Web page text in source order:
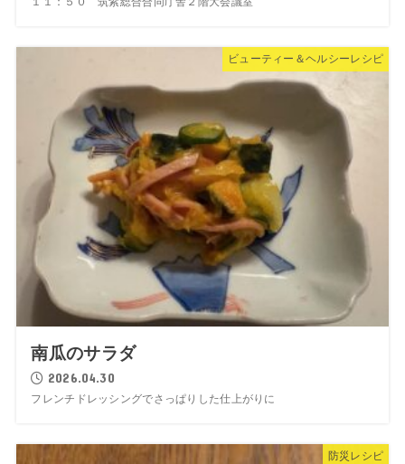
ビューティー＆ヘルシーレシピ
南瓜のサラダ
2026.04.30
フレンチドレッシングでさっぱりした仕上がりに
防災レシピ